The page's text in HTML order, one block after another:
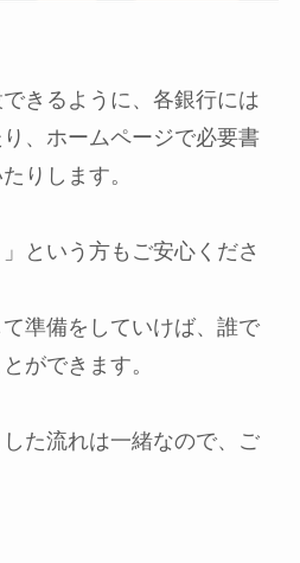
きるように、各銀行には
、ホームページで必要書
りします。
という方もご安心くださ
準備をしていけば、誰で
ができます。
た流れは一緒なので、ご